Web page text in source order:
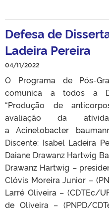
Defesa de
Ladeira Pereira
04/11/2022
O Programa de Pós-
comunica a todos a
“Produção de
avaliação da
a Acinetobacter
Discente: Isabel Ladeira
Daiane Drawanz Hartwig
Drawanz Hartwig –
Clóvis Moreira Junior –
Larré Oliveira – (CDTEc/
de Oliveira – (PNPD/